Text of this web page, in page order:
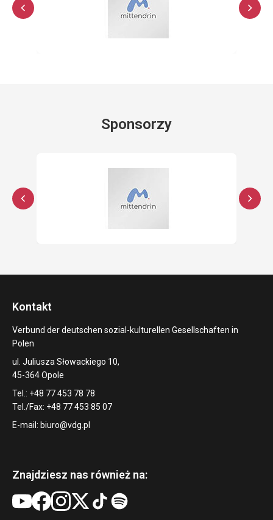
Sponsorzy
Kontakt
Verbund der deutschen sozial-kulturellen Gesellschaften in
Polen
ul. Juliusza Słowackiego 10,
45-364 Opole
Tel.: +48 77 453 78 78
Tel./Fax: +48 77 453 85 07
E-mail: biuro@vdg.pl
Znajdziesz nas również na: